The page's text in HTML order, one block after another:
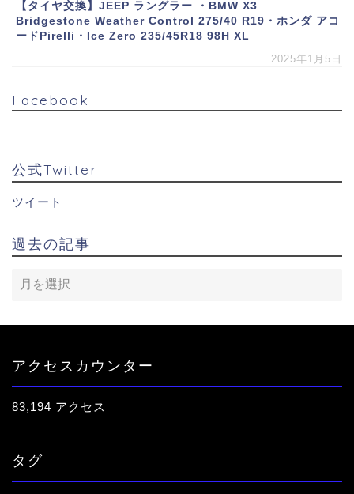
【タイヤ交換】JEEP ラングラー ・BMW X3
Bridgestone Weather Control 275/40 R19・ホンダ アコ
ードPirelli・Ice Zero 235/45R18 98H XL
2025年1月5日
Facebook
公式Twitter
ツイート
過去の記事
アクセスカウンター
83,194 アクセス
タグ